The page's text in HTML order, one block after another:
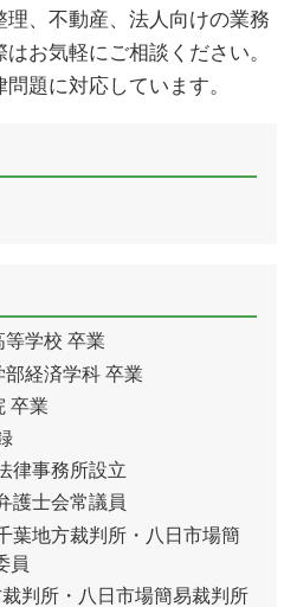
、不動産、法人向けの業務
お気軽にご相談ください。
題に対応しています。
学校 卒業
経済学科 卒業
卒業
律事務所設立
護士会常議員
葉地方裁判所・八日市場簡
員
判所・八日市場簡易裁判所